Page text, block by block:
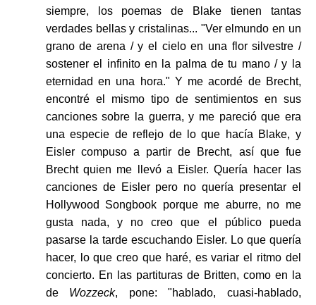
siempre, los poemas de Blake tienen tantas
verdades bellas y cristalinas... "Ver elmundo en un
grano de arena / y el cielo en una flor silvestre /
sostener el infinito en la palma de tu mano / y la
eternidad en una hora." Y me acordé de Brecht,
encontré el mismo tipo de sentimientos en sus
canciones sobre la guerra, y me pareció que era
una especie de reflejo de lo que hacía Blake, y
Eisler compuso a partir de Brecht, así que fue
Brecht quien me llevó a Eisler. Quería hacer las
canciones de Eisler pero no quería presentar el
Hollywood Songbook porque me aburre, no me
gusta nada, y no creo que el público pueda
pasarse la tarde escuchando Eisler. Lo que quería
hacer, lo que creo que haré, es variar el ritmo del
concierto. En las partituras de Britten, como en la
de Wozzeck, pone: "hablado, cuasi-hablado,